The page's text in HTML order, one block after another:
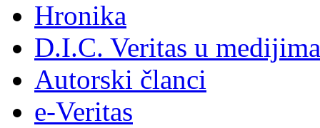
Hronika
D.I.C. Veritas u medijima
Autorski članci
e-Veritas